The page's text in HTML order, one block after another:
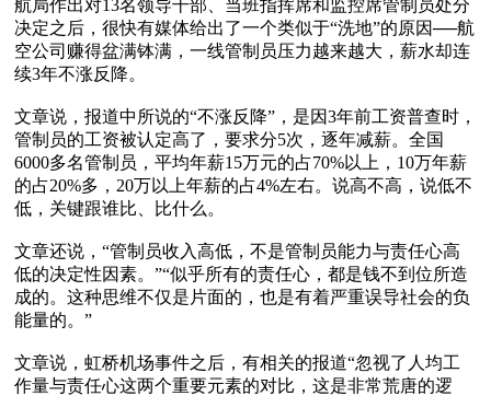
航局作出对13名领导干部、当班指挥席和监控席管制员处分
决定之后，很快有媒体给出了一个类似于“洗地”的原因──航
空公司赚得盆满钵满，一线管制员压力越来越大，薪水却连
续3年不涨反降。
文章说，报道中所说的“不涨反降”，是因3年前工资普查时，
管制员的工资被认定高了，要求分5次，逐年减薪。全国
6000多名管制员，平均年薪15万元的占70%以上，10万年薪
的占20%多，20万以上年薪的占4%左右。说高不高，说低不
低，关键跟谁比、比什么。
文章还说，“管制员收入高低，不是管制员能力与责任心高
低的决定性因素。”“似乎所有的责任心，都是钱不到位所造
成的。这种思维不仅是片面的，也是有着严重误导社会的负
能量的。”
文章说，虹桥机场事件之后，有相关的报道“忽视了人均工
作量与责任心这两个重要元素的对比，这是非常荒唐的逻